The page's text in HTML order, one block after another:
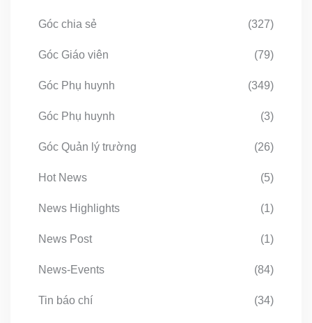
Góc chia sẻ (327)
Góc Giáo viên (79)
Góc Phụ huynh (349)
Góc Phụ huynh (3)
Góc Quản lý trường (26)
Hot News (5)
News Highlights (1)
News Post (1)
News-Events (84)
Tin báo chí (34)